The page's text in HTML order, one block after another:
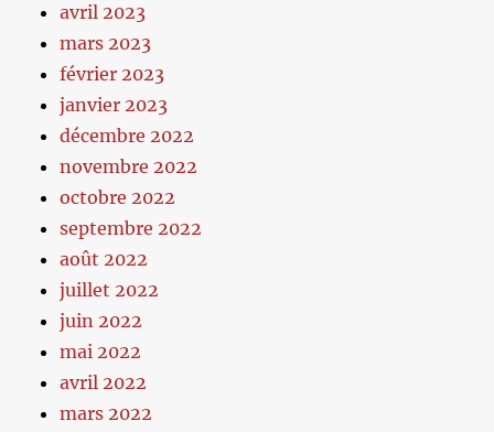
avril 2023
mars 2023
février 2023
janvier 2023
décembre 2022
novembre 2022
octobre 2022
septembre 2022
août 2022
juillet 2022
juin 2022
mai 2022
avril 2022
mars 2022